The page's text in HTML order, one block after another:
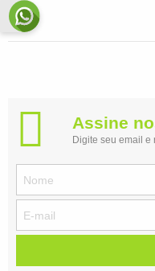
Assine
Digite seu email